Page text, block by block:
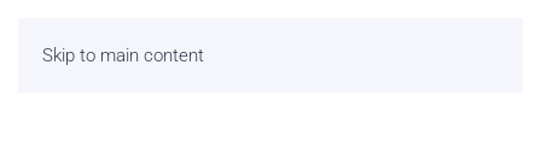
Skip to main content